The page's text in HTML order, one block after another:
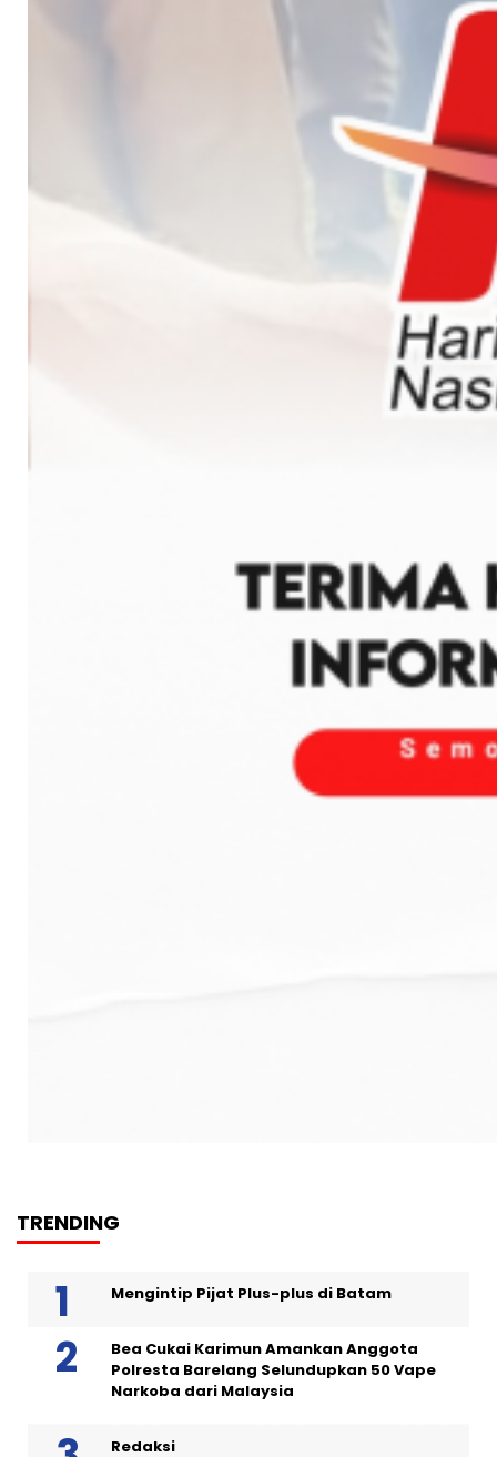
TRENDING
Mengintip Pijat Plus-plus di Batam
Bea Cukai Karimun Amankan Anggota
Polresta Barelang Selundupkan 50 Vape
Narkoba dari Malaysia
Redaksi